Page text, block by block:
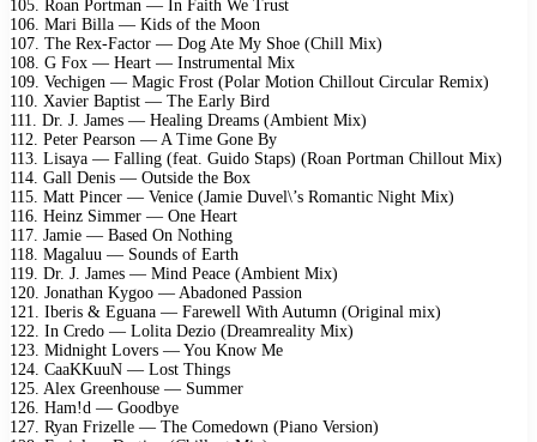
105. Roan Portman — In Faith We Trust
106. Mari Billa — Kids of the Moon
107. The Rex-Factor — Dog Ate My Shoe (Chill Mix)
108. G Fox — Heart — Instrumental Mix
109. Vechigen — Magic Frost (Polar Motion Chillout Circular Remix)
110. Xavier Baptist — The Early Bird
111. Dr. J. James — Healing Dreams (Ambient Mix)
112. Peter Pearson — A Time Gone By
113. Lisaya — Falling (feat. Guido Staps) (Roan Portman Chillout Mix)
114. Gall Denis — Outside the Box
115. Matt Pincer — Venice (Jamie Duvel\’s Romantic Night Mix)
116. Heinz Simmer — One Heart
117. Jamie — Based On Nothing
118. Magaluu — Sounds of Earth
119. Dr. J. James — Mind Peace (Ambient Mix)
120. Jonathan Kygoo — Abadoned Passion
121. Iberis & Eguana — Farewell With Autumn (Original mix)
122. In Credo — Lolita Dezio (Dreamreality Mix)
123. Midnight Lovers — You Know Me
124. CaaKKuuN — Lost Things
125. Alex Greenhouse — Summer
126. Ham!d — Goodbye
127. Ryan Frizelle — The Comedown (Piano Version)